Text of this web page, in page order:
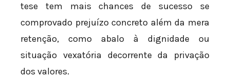
tese tem mais chances de sucesso se
comprovado prejuízo concreto além da mera
retenção, como abalo à dignidade ou
situação vexatória decorrente da privação
dos valores.